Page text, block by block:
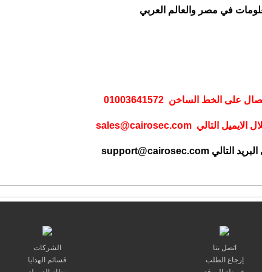
في مصر والعالم العربي
الساخن 01003641572
التالي sales@cairosec.com
التالي support@cairosec.com
اتصل بنا
إرجاع الطلب
الشركات
قسائم الهدايا